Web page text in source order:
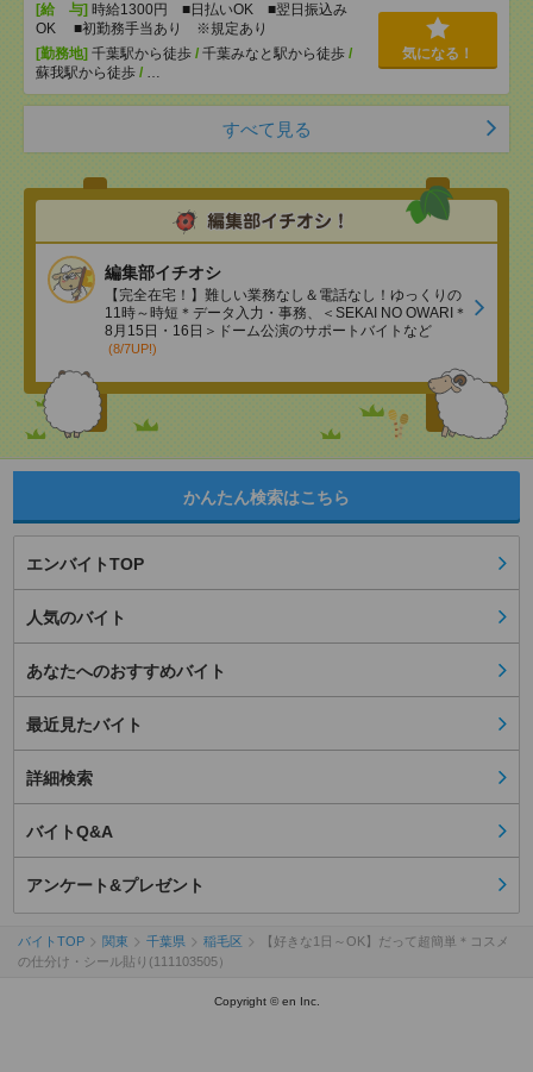
[給 与] 時給1300円 ■日払いOK ■翌日振込み
OK ■初勤務手当あり ※規定あり
[勤務地] 千葉駅から徒歩 / 千葉みなと駅から徒歩 /
蘇我駅から徒歩 / …
気になる！
すべて見る
編集部イチオシ
【完全在宅！】難しい業務なし＆電話なし！ゆっくりの
11時～時短＊データ入力・事務、＜SEKAI NO OWARI＊
8月15日・16日＞ドーム公演のサポートバイトなど
(8/7UP!)
かんたん検索はこちら
エンバイトTOP
人気のバイト
あなたへのおすすめバイト
最近見たバイト
詳細検索
バイトQ&A
アンケート&プレゼント
バイトTOP 関東 千葉県 稲毛区
【好きな1日～OK】だって超簡単＊コスメ
の仕分け・シール貼り(111103505）
Copyright © en Inc.